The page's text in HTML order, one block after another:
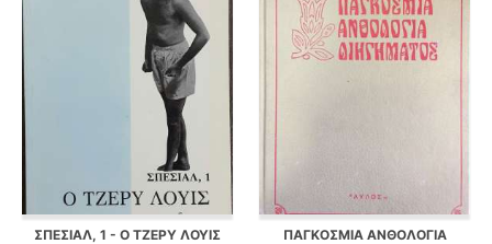
ΣΠΕΣΙΑΛ, 1 - Ο ΤΖΕΡΥ ΛΟΥΙΣ
ΠΑΓΚΟΣΜΙΑ ΑΝΘΟΛΟΓΙΑ